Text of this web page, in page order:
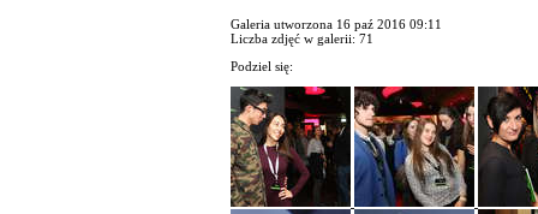
Galeria utworzona 16 paź 2016 09:11
Liczba zdjęć w galerii: 71
Podziel się: